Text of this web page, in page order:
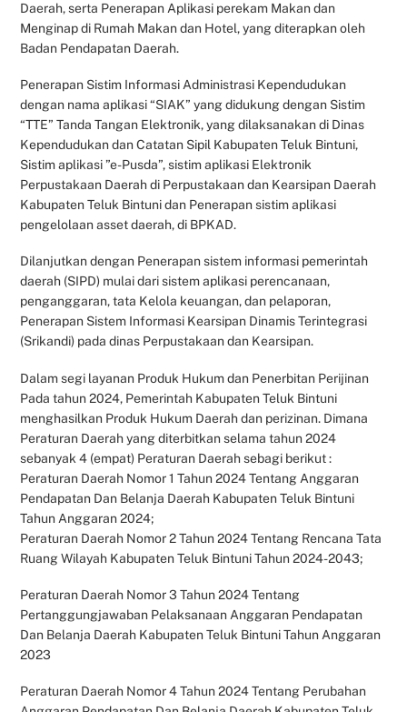
Daerah, serta Penerapan Aplikasi perekam Makan dan
Menginap di Rumah Makan dan Hotel, yang diterapkan oleh
Badan Pendapatan Daerah.
Penerapan Sistim Informasi Administrasi Kependudukan
dengan nama aplikasi “SIAK” yang didukung dengan Sistim
“TTE” Tanda Tangan Elektronik, yang dilaksanakan di Dinas
Kependudukan dan Catatan Sipil Kabupaten Teluk Bintuni,
Sistim aplikasi ”e-Pusda”, sistim aplikasi Elektronik
Perpustakaan Daerah di Perpustakaan dan Kearsipan Daerah
Kabupaten Teluk Bintuni dan Penerapan sistim aplikasi
pengelolaan asset daerah, di BPKAD.
Dilanjutkan dengan Penerapan sistem informasi pemerintah
daerah (SIPD) mulai dari sistem aplikasi perencanaan,
penganggaran, tata Kelola keuangan, dan pelaporan,
Penerapan Sistem Informasi Kearsipan Dinamis Terintegrasi
(Srikandi) pada dinas Perpustakaan dan Kearsipan.
Dalam segi layanan Produk Hukum dan Penerbitan Perijinan
Pada tahun 2024, Pemerintah Kabupaten Teluk Bintuni
menghasilkan Produk Hukum Daerah dan perizinan. Dimana
Peraturan Daerah yang diterbitkan selama tahun 2024
sebanyak 4 (empat) Peraturan Daerah sebagi berikut :
Peraturan Daerah Nomor 1 Tahun 2024 Tentang Anggaran
Pendapatan Dan Belanja Daerah Kabupaten Teluk Bintuni
Tahun Anggaran 2024;
Peraturan Daerah Nomor 2 Tahun 2024 Tentang Rencana Tata
Ruang Wilayah Kabupaten Teluk Bintuni Tahun 2024-2043;
Peraturan Daerah Nomor 3 Tahun 2024 Tentang
Pertanggungjawaban Pelaksanaan Anggaran Pendapatan
Dan Belanja Daerah Kabupaten Teluk Bintuni Tahun Anggaran
2023
Peraturan Daerah Nomor 4 Tahun 2024 Tentang Perubahan